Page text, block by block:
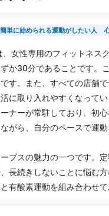
簡単に始められる運動がしたい人
女性専用のフィットネス
か30分であることです。
す。また、すべての店舗
に取り入れやすくなってい
ナーが常駐しており、初
がら、自分のペースで運
ブスの魅力の一つです。
長続きしないことに悩む
有酸素運動を組み合わせ